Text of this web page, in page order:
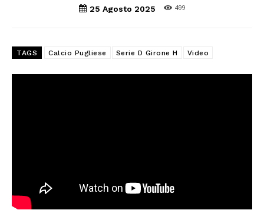
25 Agosto 2025
499
TAGS Calcio Pugliese Serie D Girone H Video